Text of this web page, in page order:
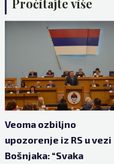
Veoma ozbiljno
upozorenje iz RS u vezi
Bošnjaka: “Svaka